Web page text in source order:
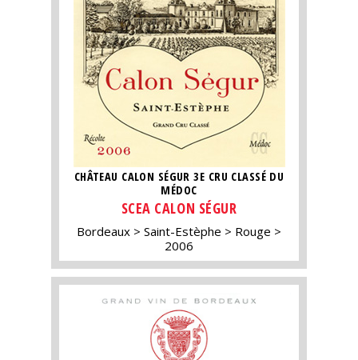
CHÂTEAU CALON SÉGUR 3E CRU CLASSÉ DU
MÉDOC
SCEA CALON SÉGUR
Bordeaux Saint-Estèphe
Rouge
2006